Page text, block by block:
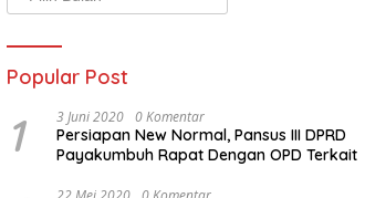
Berita
Popular Post
1 3 Juni 2020 0 Komentar
Persiapan New Normal, Pansus III DPRD
Payakumbuh Rapat Dengan OPD Terkait